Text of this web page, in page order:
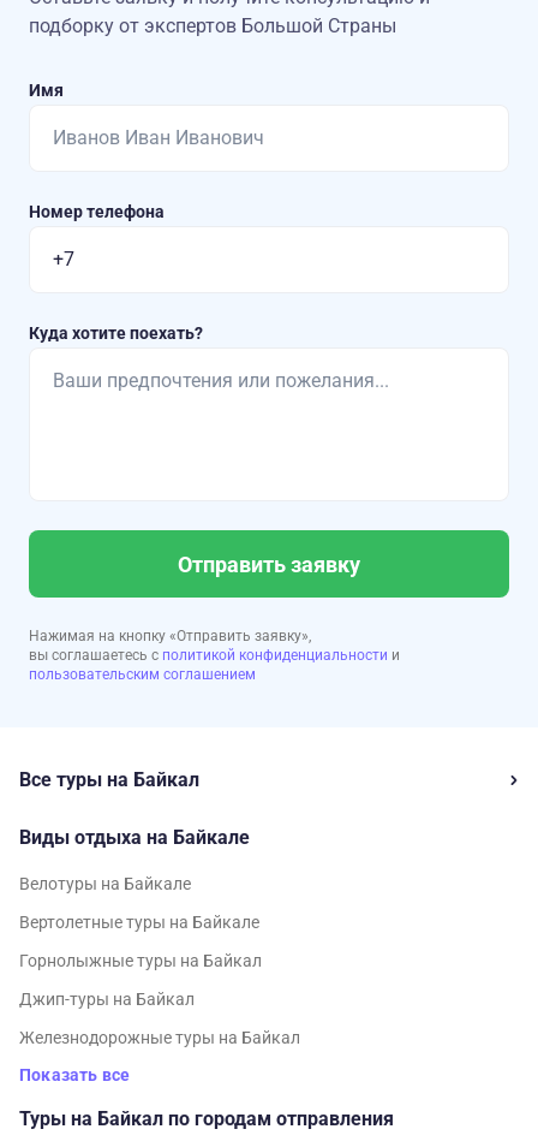
подборку от экспертов Большой Страны
Имя
Номер телефона
Куда хотите поехать?
Отправить заявку
Нажимая на кнопку «Отправить заявку»,
вы соглашаетесь с политикой конфиденциальности и
пользовательским соглашением
Все туры на Байкал
Виды отдыха на Байкале
Велотуры на Байкале
Вертолетные туры на Байкале
Горнолыжные туры на Байкал
Джип-туры на Байкал
Железнодорожные туры на Байкал
Показать все
Туры на Байкал по городам отправления